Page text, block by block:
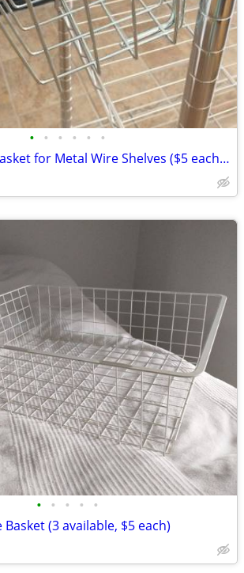
• • • • • •
Metal Hanging Basket for Metal Wire Shelves ($5 each, 3 for $10 Total)
• • • • •
(3 available, $5 each)